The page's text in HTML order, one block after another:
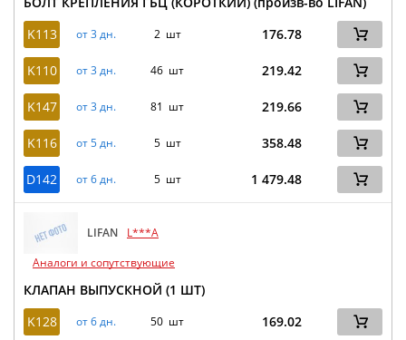
K113
от 3 дн. 2 шт 176.78
K110 от 3 дн. 46 шт 219.42
K147 от 3 дн. 81 шт 219.66
K116 от 5 дн. 5 шт 358.48
D142 от 6 дн. 5 шт 1 479.48
LIFAN
L***A
Аналоги и сопутствующие
КЛАПАН ВЫПУСКНОЙ (1 ШТ)
K128
от 6 дн. 50 шт 169.02